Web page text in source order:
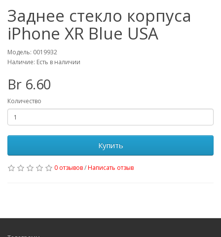
Заднее стекло корпуса
iPhone XR Blue USA
Модель: 0019932
Наличие: Есть в наличии
Br 6.60
Количество
Купить
0 отзывов/Написать отзыв